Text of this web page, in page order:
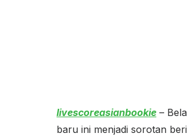
livescoreasianbookie –
baru ini menjadi sorotan